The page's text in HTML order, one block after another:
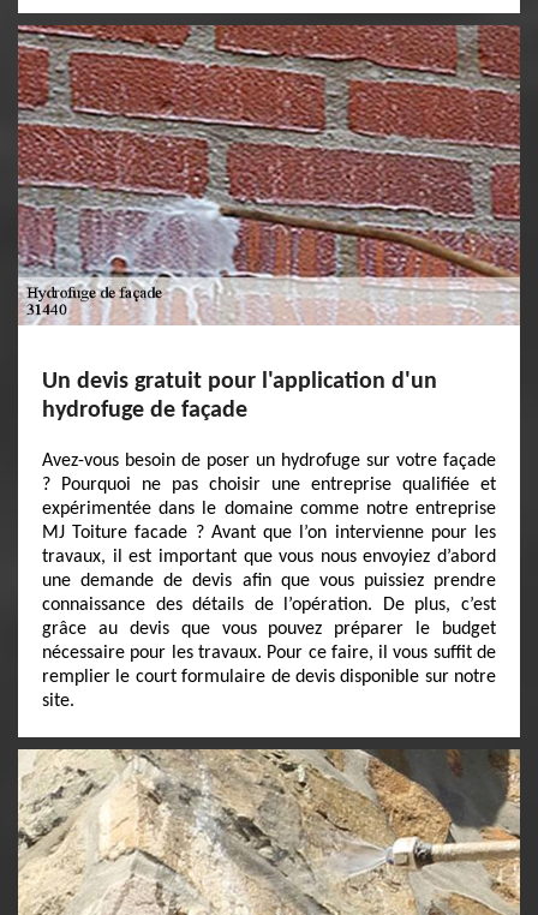
Un devis gratuit pour l'application d'un
hydrofuge de façade
Avez-vous besoin de poser un hydrofuge sur votre façade
? Pourquoi ne pas choisir une entreprise qualifiée et
expérimentée dans le domaine comme notre entreprise
MJ Toiture facade ? Avant que l’on intervienne pour les
travaux, il est important que vous nous envoyiez d’abord
une demande de devis afin que vous puissiez prendre
connaissance des détails de l’opération. De plus, c’est
grâce au devis que vous pouvez préparer le budget
nécessaire pour les travaux. Pour ce faire, il vous suffit de
remplier le court formulaire de devis disponible sur notre
site.